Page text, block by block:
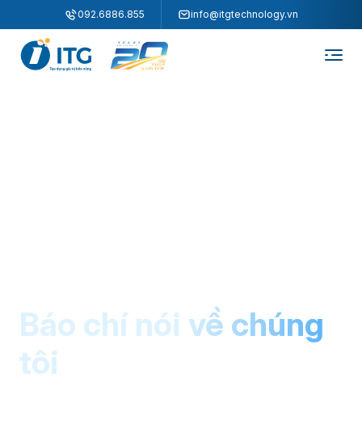
092.6886.855 info@itgtechnology.vn
Báo chí nói về chúng
tôi